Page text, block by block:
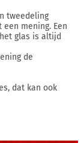
tweedeling
mening. Een
glas is altijd
de
dat kan ook